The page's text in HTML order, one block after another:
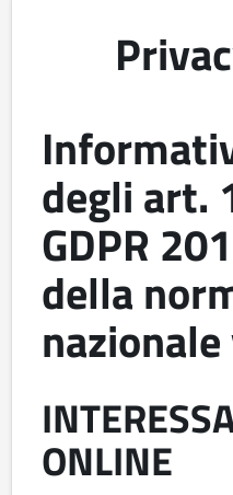
degli art.
GDPR
della
ONLINE